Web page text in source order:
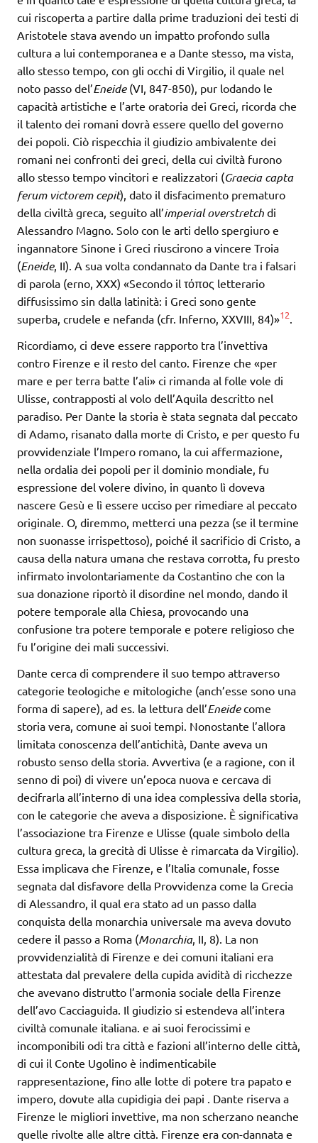
cui riscoperta a partire dalla prime traduzioni dei testi di
Aristotele stava avendo un impatto profondo sulla
cultura a lui contemporanea e a Dante stesso, ma vista,
allo stesso tempo, con gli occhi di Virgilio, il quale nel
noto passo del’Eneide(VI, 847-850), pur lodando le
capacità artistiche e l’arte oratoria dei Greci, ricorda che
il talento dei romani dovrà essere quello del governo
dei popoli. Ciò rispecchia il giudizio ambivalente dei
romani nei confronti dei greci, della cui civiltà furono
allo stesso tempo vincitori e realizzatori (Graecia capta
ferum victorem cepit), dato il disfacimento prematuro
della civiltà greca, seguito all’imperial overstretch di
Alessandro Magno. Solo con le arti dello spergiuro e
ingannatore Sinone i Greci riuscirono a vincere Troia
(Eneide, II). A sua volta condannato da Dante tra i falsari
di parola (erno, XXX) «Secondo il τόπος letterario
diffusissimo sin dalla latinità: i Greci sono gente
superba, crudele e nefanda (cfr. Inferno, XXVIII, 84)»12
Ricordiamo, ci deve essere rapporto tra l’invettiva
contro Firenze e il resto del canto. Firenze che «per
mare e per terra batte l’ali» ci rimanda al folle vole di
Ulisse, contrapposti al volo dell’Aquila descritto nel
paradiso. Per Dante la storia è stata segnata dal peccato
di Adamo, risanato dalla morte di Cristo, e per questo fu
provvidenziale l’Impero romano, la cui affermazione,
nella ordalia dei popoli per il dominio mondiale, fu
espressione del volere divino, in quanto lì doveva
nascere Gesù e lì essere ucciso per rimediare al peccato
originale. O, diremmo, metterci una pezza (se il termine
non suonasse irrispettoso), poiché il sacrificio di Cristo, a
causa della natura umana che restava corrotta, fu presto
infirmato involontariamente da Costantino che con la
sua donazione riportò il disordine nel mondo, dando il
potere temporale alla Chiesa, provocando una
confusione tra potere temporale e potere religioso che
fu l’origine dei mali successivi.
Dante cerca di comprendere il suo tempo attraverso
categorie teologiche e mitologiche (anch’esse sono una
forma di sapere), ad es. la lettura dell’Eneidecome
storia vera, comune ai suoi tempi. Nonostante l’allora
limitata conoscenza dell’antichità, Dante aveva un
robusto senso della storia. Avvertiva (e a ragione, con il
senno di poi) di vivere un’epoca nuova e cercava di
decifrarla all’interno di una idea complessiva della storia,
con le categorie che aveva a disposizione. È significativa
l’associazione tra Firenze e Ulisse (quale simbolo della
cultura greca, la grecità di Ulisse è rimarcata da Virgilio).
Essa implicava che Firenze, e l’Italia comunale, fosse
segnata dal disfavore della Provvidenza come la Grecia
di Alessandro, il qual era stato ad un passo dalla
conquista della monarchia universale ma aveva dovuto
cedere il passo a Roma (Monarchia, II, 8). La non
provvidenzialità di Firenze e dei comuni italiani era
attestata dal prevalere della cupida avidità di ricchezze
che avevano distrutto l’armonia sociale della Firenze
dell’avo Cacciaguida. Il giudizio si estendeva all’intera
civiltà comunale italiana. e ai suoi ferocissimi e
incomponibili odi tra città e fazioni all’interno delle città,
di cui il Conte Ugolino è indimenticabile
rappresentazione, fino alle lotte di potere tra papato e
impero, dovute alla cupidigia dei papi . Dante riserva a
Firenze le migliori invettive, ma non scherzano neanche
quelle rivolte alle altre città. Firenze era con-dannata e